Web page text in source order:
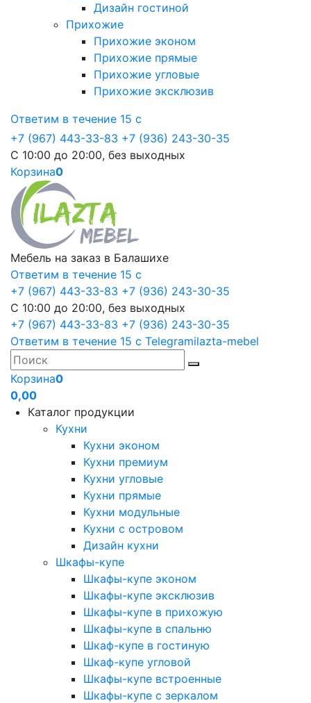
Дизайн гостиной
Прихожие
Прихожие эконом
Прихожие прямые
Прихожие угловые
Прихожие эксклюзив
Ответим в течение 15 с
+7 (967) 443-33-83 +7 (936) 243-30-35
С 10:00 до 20:00, без выходных
Корзина0
Мебель на заказ в Балашихе
Ответим в течение 15 с
+7 (967) 443-33-83 +7 (936) 243-30-35
С 10:00 до 20:00, без выходных
+7 (967) 443-33-83 +7 (936) 243-30-35
Ответим в течение 15 с Telegramilazta-mebel
Корзина0
0,00
Каталог продукции
Кухни
Кухни эконом
Кухни премиум
Кухни угловые
Кухни прямые
Кухни модульные
Кухни с островом
Дизайн кухни
Шкафы-купе
Шкафы-купе эконом
Шкафы-купе эксклюзив
Шкафы-купе в прихожую
Шкафы-купе в спальню
Шкаф-купе в гостиную
Шкаф-купе угловой
Шкафы-купе встроенные
Шкафы-купе с зеркалом